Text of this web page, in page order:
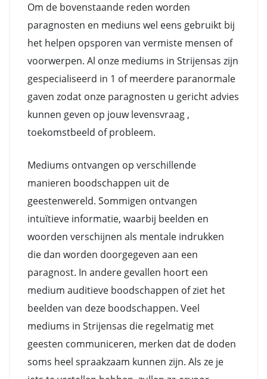
Om de bovenstaande reden worden
paragnosten en mediuns wel eens gebruikt bij
het helpen opsporen van vermiste mensen of
voorwerpen. Al onze mediums in Strijensas zijn
gespecialiseerd in 1 of meerdere paranormale
gaven zodat onze paragnosten u gericht advies
kunnen geven op jouw levensvraag ,
toekomstbeeld of probleem.
Mediums ontvangen op verschillende
manieren boodschappen uit de
geestenwereld. Sommigen ontvangen
intuïtieve informatie, waarbij beelden en
woorden verschijnen als mentale indrukken
die dan worden doorgegeven aan een
paragnost. In andere gevallen hoort een
medium auditieve boodschappen of ziet het
beelden van deze boodschappen. Veel
mediums in Strijensas die regelmatig met
geesten communiceren, merken dat de doden
soms heel spraakzaam kunnen zijn. Als ze je